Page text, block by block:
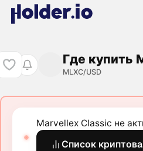
Где купить
MLXC/USD
Marvellex Classic не
Список